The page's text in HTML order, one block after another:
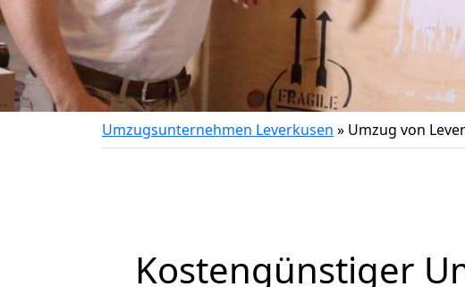
Umzugsunternehmen Leverkusen » Umzug von
Kostengünstiger